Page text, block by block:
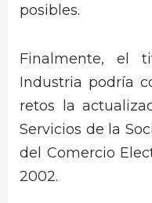
posibles.
Finalmente, el
Industria podría
retos la
Servicios de la
del Comercio
2002.